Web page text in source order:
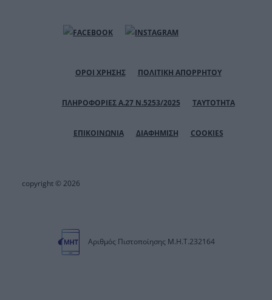
ΟΡΟΙ ΧΡΗΣΗΣ ΠΟΛΙΤΙΚΗ ΑΠΟΡΡΗΤΟΥ
ΠΛΗΡΟΦΟΡΙΕΣ Α.27 Ν.5253/2025 ΤΑΥΤΟΤΗΤΑ
ΕΠΙΚΟΙΝΩΝΙΑ ΔΙΑΦΗΜΙΣΗ COOKIES
copyright © 2026
Αριθμός Πιστοποίησης Μ.Η.Τ.232164